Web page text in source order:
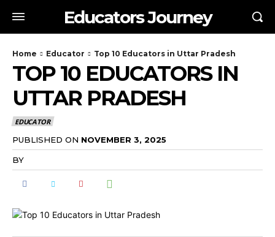
Educators Journey
Home Educator Top 10 Educators in Uttar Pradesh
TOP 10 EDUCATORS IN
UTTAR PRADESH
EDUCATOR
PUBLISHED ON NOVEMBER 3, 2025
BY